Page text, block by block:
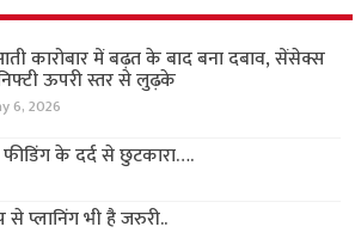
कारोबार में बढ़त के बाद बना दबाव, सेंसेक्स
ऊपरी स्तर से लुढ़के
6, 2026
फीडिंग के दर्द से छुटकारा….
प्लानिंग भी है जरुरी..